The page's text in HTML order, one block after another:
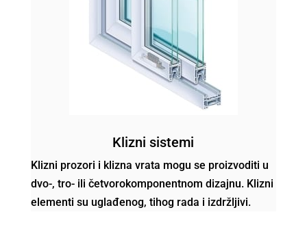
Klizni sistemi
Klizni prozori i klizna vrata mogu se proizvoditi u
dvo-, tro- ili četvorokomponentnom dizajnu. Klizni
elementi su uglađenog, tihog rada i izdržljivi.